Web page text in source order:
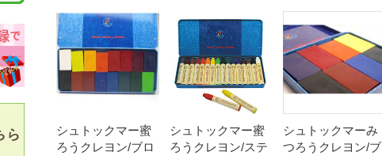
シュトックマー蜜
ろうクレヨン/ブロ
シュトックマー蜜
ろうクレヨン/ステ
シュトックマーみ
つろうクレヨン/ブ